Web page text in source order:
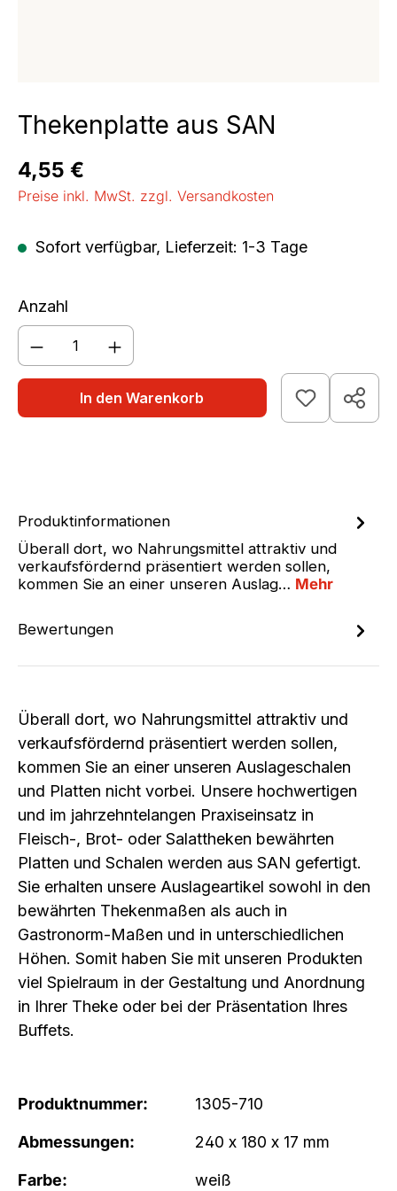
Thekenplatte aus SAN
Regulärer Preis:
4,55 €
Preise inkl. MwSt. zzgl. Versandkosten
Sofort verfügbar, Lieferzeit: 1-3 Tage
Anzahl
Produkt Anzahl: Gib den
In den Warenkorb
Produktinformationen
Überall dort, wo Nahrungsmittel attraktiv und
verkaufsfördernd präsentiert werden sollen,
kommen Sie an einer unseren Auslag… Mehr
Bewertungen
Überall dort, wo Nahrungsmittel attraktiv und
verkaufsfördernd präsentiert werden sollen,
kommen Sie an einer unseren Auslageschalen
und Platten nicht vorbei. Unsere hochwertigen
und im jahrzehntelangen Praxiseinsatz in
Fleisch-, Brot- oder Salattheken bewährten
Platten und Schalen werden aus SAN gefertigt.
Sie erhalten unsere Auslageartikel sowohl in den
bewährten Thekenmaßen als auch in
Gastronorm-Maßen und in unterschiedlichen
Höhen. Somit haben Sie mit unseren Produkten
viel Spielraum in der Gestaltung und Anordnung
in Ihrer Theke oder bei der Präsentation Ihres
Buffets.
Produktnummer: 1305-710
Abmessungen: 240 x 180 x 17 mm
Farbe: weiß